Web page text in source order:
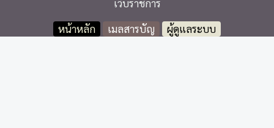
เว็บราชการ
หน้าหลัก
เมลสารบัญ ผู้ดูแลระบบ